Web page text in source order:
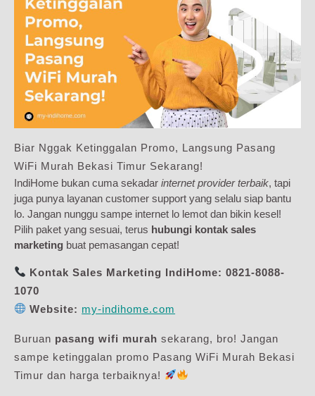
Biar Nggak Ketinggalan Promo, Langsung Pasang
WiFi Murah Bekasi Timur Sekarang!
IndiHome bukan cuma sekadar internet provider terbaik, tapi
juga punya layanan customer support yang selalu siap bantu
lo. Jangan nunggu sampe internet lo lemot dan bikin kesel!
Pilih paket yang sesuai, terus hubungi kontak sales
marketing buat pemasangan cepat!
Kontak Sales Marketing IndiHome: 0821-8088-
1070
Website: my-indihome.com
Buruan pasang wifi murah sekarang, bro! Jangan
sampe ketinggalan promo Pasang WiFi Murah Bekasi
Timur dan harga terbaiknya!